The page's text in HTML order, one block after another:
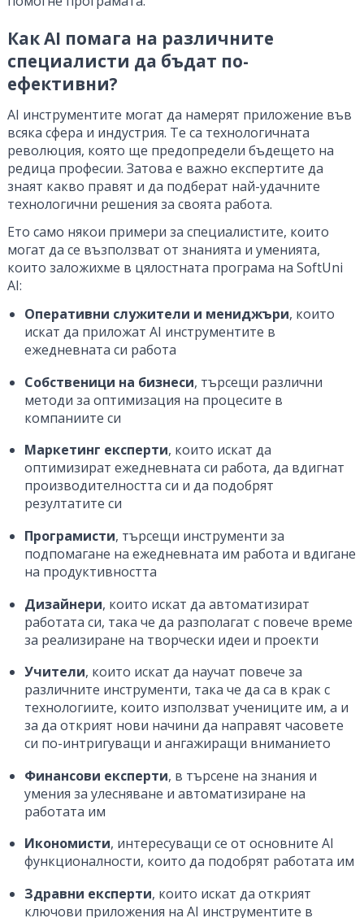
Как AI помага на различните
специалисти да бъдат по-
ефективни?
AI инструментите могат да намерят приложение във
всяка сфера и индустрия. Те са технологичната
революция, която ще предопредели бъдещето на
редица професии. Затова е важно експертите да
знаят какво правят и да подберат най-удачните
технологични решения за своята работа.
Ето само някои примери за специалистите, които
могат да се възползват от знанията и уменията,
които заложихме в цялостната програма на SoftUni
AI:
Оперативни служители и мениджъри, които
искат да приложат AI инструментите в
ежедневната си работа
Собственици на бизнеси, търсещи различни
методи за оптимизация на процесите в
компаниите си
Маркетинг експерти, които искат да
оптимизират ежедневната си работа, да вдигнат
производителността си и да подобрят
резултатите си
Програмисти, търсещи инструменти за
подпомагане на ежедневната им работа и вдигане
на продуктивността
Дизайнери, които искат да автоматизират
работата си, така че да разполагат с повече време
за реализиране на творчески идеи и проекти
Учители, които искат да научат повече за
различните инструменти, така че да са в крак с
технологиите, които използват учениците им, а и
за да открият нови начини да направят часовете
си по-интригуващи и ангажиращи вниманието
Финансови експерти, в търсене на знания и
умения за улесняване и автоматизиране на
работата им
Икономисти, интересуващи се от основните AI
функционалности, които да подобрят работата им
Здравни експерти, които искат да открият
ключови приложения на AI инструментите в